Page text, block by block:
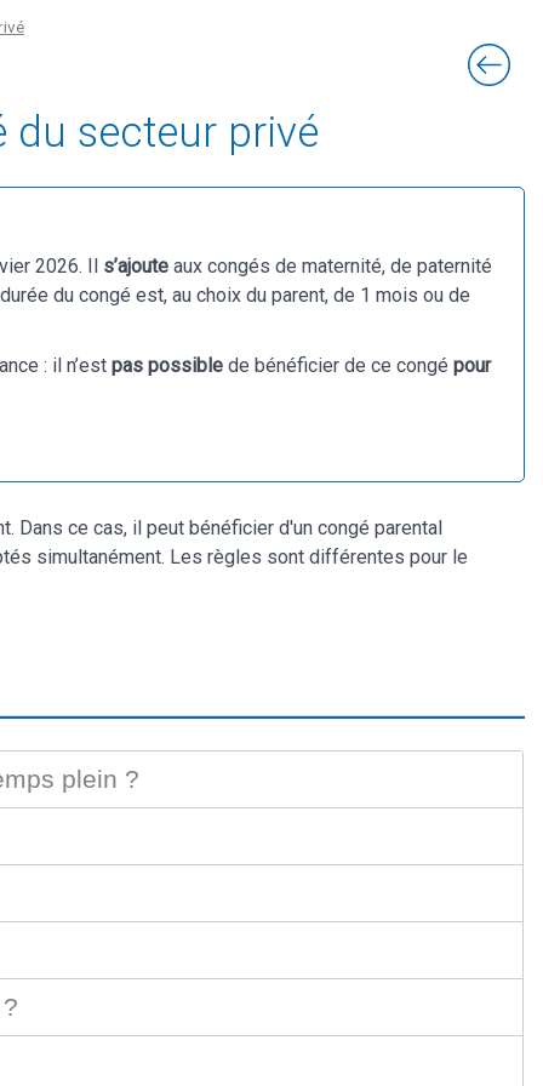
secteur privé
2026. Il s’ajoute aux congés de maternité, de paternité
du congé est, au choix du parent, de 1 mois ou de
: il n’est pas possible de bénéficier de ce congé pour
Dans ce cas, il peut bénéficier d'un congé parental
simultanément. Les règles sont différentes pour le
plein ?